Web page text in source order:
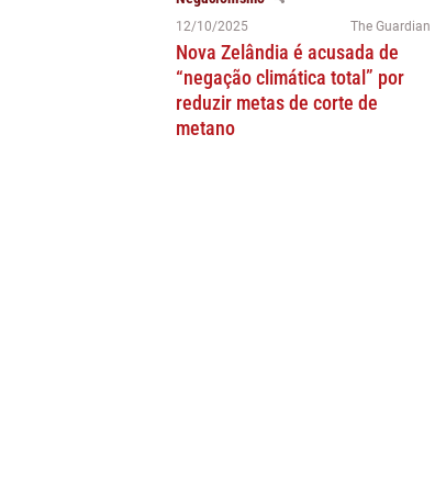
12/10/2025 The Guardian
Nova Zelândia é acusada de
“negação climática total” por
reduzir metas de corte de
metano